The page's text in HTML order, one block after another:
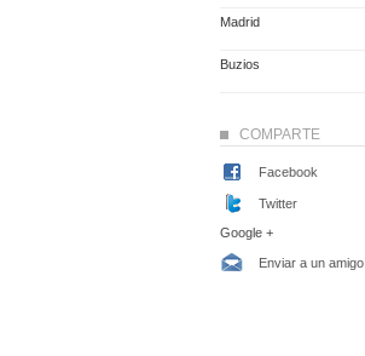
Madrid
Buzios
COMPARTE
Facebook
Twitter
Google +
Enviar a un amigo